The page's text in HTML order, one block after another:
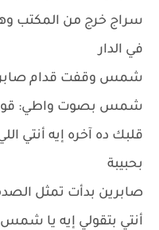
سراج خرج من المكتب
في الدار
شمس وقفت قدام
شمس بصوت واطي: قولي
قلبك ده آخره إيه أنتي
بحبيبة
صابرين بدأت تمثل
أنتي بتقولي إيه يا شمس